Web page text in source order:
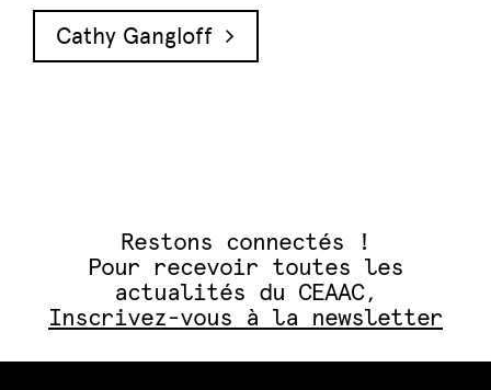
Cathy Gangloff
Restons connectés !
Pour recevoir toutes les
actualités du CEAAC,
Inscrivez-vous à la newsletter